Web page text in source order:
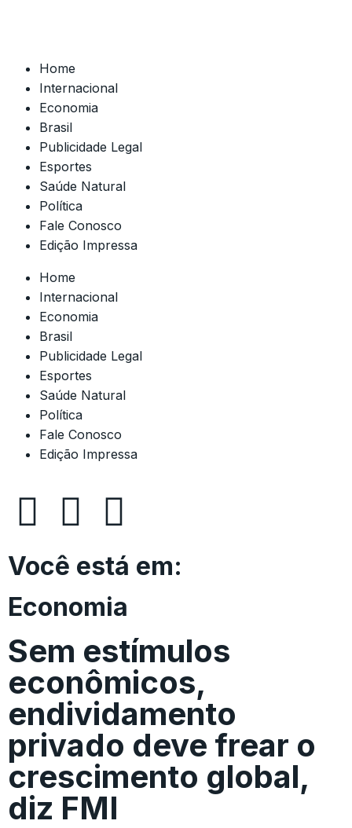
Home
Internacional
Economia
Brasil
Publicidade Legal
Esportes
Saúde Natural
Política
Fale Conosco
Edição Impressa
Home
Internacional
Economia
Brasil
Publicidade Legal
Esportes
Saúde Natural
Política
Fale Conosco
Edição Impressa
Você está em:
Economia
Sem estímulos
econômicos,
endividamento
privado deve frear o
crescimento global,
diz FMI